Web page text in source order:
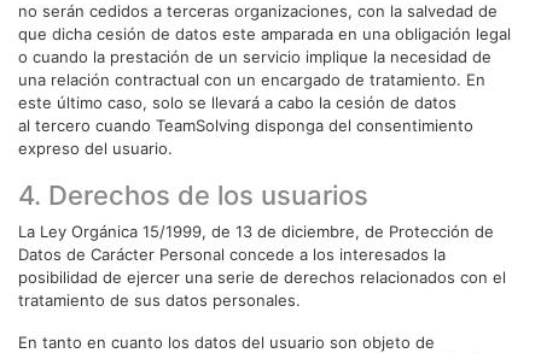
no serán cedidos a terceras organizaciones, con la salvedad de
que dicha cesión de datos este amparada en una obligación legal
o cuando la prestación de un servicio implique la necesidad de
una relación contractual con un encargado de tratamiento. En
este último caso, solo se llevará a cabo la cesión de datos
al tercero cuando TeamSolving disponga del consentimiento
expreso del usuario.
4. Derechos de los usuarios
La Ley Orgánica 15/1999, de 13 de diciembre, de Protección de
Datos de Carácter Personal concede a los interesados la
posibilidad de ejercer una serie de derechos relacionados con el
tratamiento de sus datos personales.
En tanto en cuanto los datos del usuario son objeto de